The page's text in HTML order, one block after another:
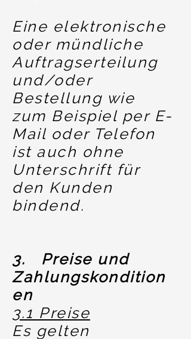
Eine elektronische
oder mündliche
Auftragserteilung
und/oder
Bestellung wie
zum Beispiel per E-
Mail oder Telefon
ist auch ohne
Unterschrift für
den Kunden
bindend.
3. Preise und
Zahlungskondition
en
3.1 Preise
Es gelten